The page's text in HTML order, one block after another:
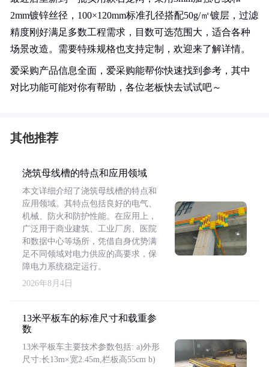
2mm镀锌丝径，100×120mm标准孔径搭配50g/㎡镀层，过滤
精度刚好满足多数工程需求，目数可选范围大，适合各种
场景改造。需要特殊规格也支持定制，欢迎来了解详情。
爱采购产品信息全面，爱采购能帮你快速找到参考，其中
对比功能可能对你有帮助，各位老板快去试试吧～
其他推荐
浇筑母线槽的特点和应用领域
本文详细介绍了浇筑母线槽的特点和
应用领域。其特点包括良好的电气、
机械、防火和防护性能。在应用上，
广泛用于商业建筑、工业厂房、医院
和数据中心等场所，凭借自身优势满
足不同领域对电力供应的高要求，保
障电力系统稳定运行。
2026年8月4日
13米平板车的标准尺寸和载重参
数
13米平板车主要技术参数包括: a)外形
尺寸:长13m×宽2.45m,栏板高55cm b)